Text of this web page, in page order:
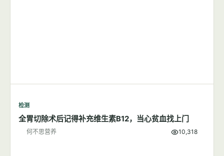
检测
全胃切除术后记得补充维生素B12，当心贫血找上门
何不思营养 10,318